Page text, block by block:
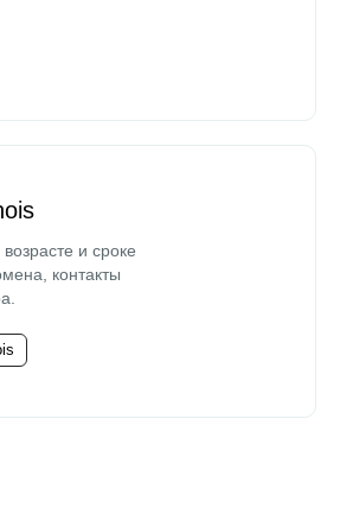
и сроке
контакты